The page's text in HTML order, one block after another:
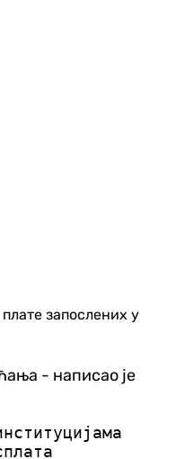
запослених у
- написао је